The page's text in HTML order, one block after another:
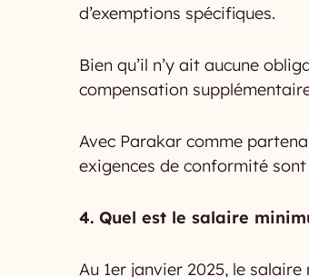
d’exemptions spécifiques.
Bien qu’il n’y ait aucune
compensation
Avec Parakar comme
exigences de conformité
4. Quel est le salaire
Au 1er janvier 2025, le